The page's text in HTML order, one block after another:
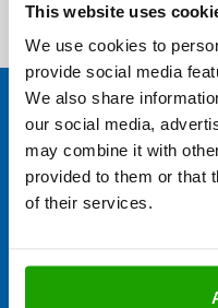
This website uses
We use cookies to
provide social media
We also share
our social media,
may combine it with
provided to them or that
of their services.
Referenzen
Zertifizierungen
OTTO App
Farbtafeln
Verbrauchsrechner
Medienportal
Bestellformular
Bestelloptionen
Lieferoptionen
Elektronischer
Entsorgung &
Kontakt
Hermann Otto GmbH
Krankenhausstr. 14
D – 83413 Fridolfing
info@otto-chemie.de
Qualität schafft